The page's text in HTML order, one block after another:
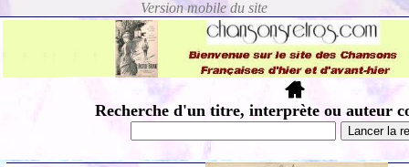
Recherche d'un titre, interprète ou auteur